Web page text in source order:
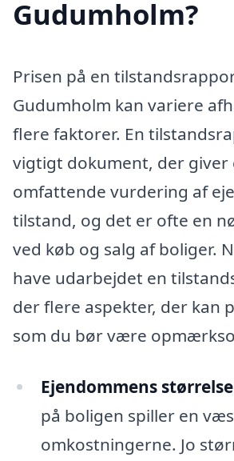
Gudumholm?
Prisen på en
Gudumholm kan variere
flere faktorer. En
vigtigt dokument, der giver
omfattende vurdering af
tilstand, og det er ofte en
ved køb og salg af boliger.
have udarbejdet en
der flere aspekter, der kan
som du bør være
Ejendommens
på boligen spiller en
omkostningerne. Jo